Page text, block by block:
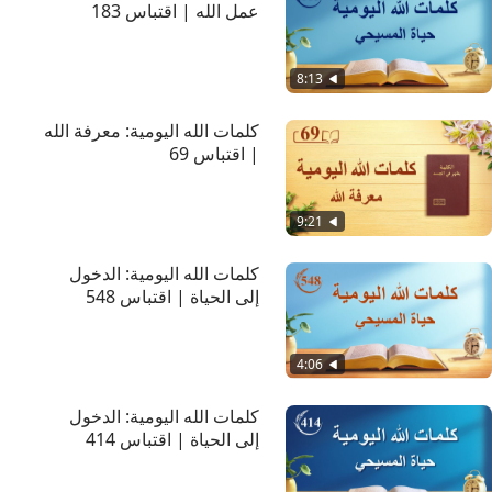
8:13
عمل الله | اقتباس 183
9:21
كلمات الله اليومية: معرفة الله
| اقتباس 69
4:06
كلمات الله اليومية: الدخول
إلى الحياة | اقتباس 548
كلمات الله اليومية: الدخول
إلى الحياة | اقتباس 414